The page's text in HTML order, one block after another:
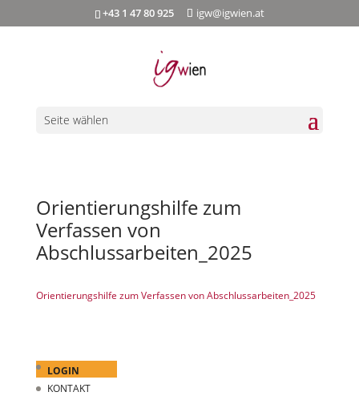
+43 1 47 80 925 igw@igwien.at
Seite wählen
Orientierungshilfe zum
Verfassen von
Abschlussarbeiten_2025
Orientierungshilfe zum Verfassen von Abschlussarbeiten_2025
LOGIN
KONTAKT